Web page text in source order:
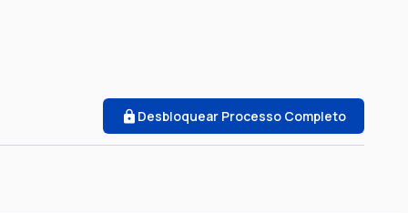
Desbloquear Processo Completo